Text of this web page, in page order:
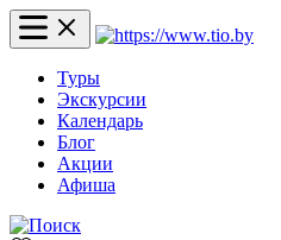
Туры
Экскурсии
Календарь
Блог
Акции
Афиша